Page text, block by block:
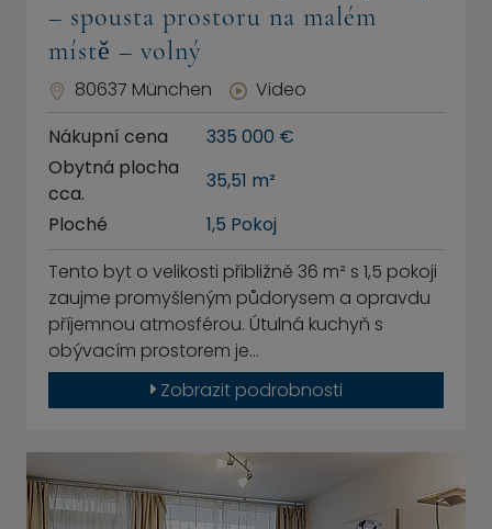
– spousta prostoru na malém
místě – volný
80637 München
Video
Nákupní cena
335 000 €
Obytná plocha
cca.
35,51 m²
Ploché
1,5 Pokoj
Tento byt o velikosti přibližně 36 m² s 1,5 pokoji
zaujme promyšleným půdorysem a opravdu
příjemnou atmosférou. Útulná kuchyň s
obývacím prostorem je…
Zobrazit podrobnosti